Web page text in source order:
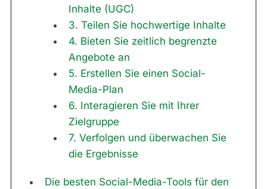
Inhalte (UGC)
3. Teilen Sie hochwertige Inhalte
4. Bieten Sie zeitlich begrenzte
Angebote an
5. Erstellen Sie einen Social-
Media-Plan
6. Interagieren Sie mit Ihrer
Zielgruppe
7. Verfolgen und überwachen Sie
die Ergebnisse
Die besten Social-Media-Tools für den